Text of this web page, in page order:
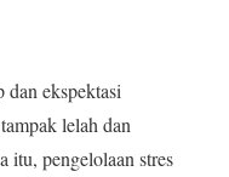
ekspektasi
lelah dan
itu, pengelolaan stres